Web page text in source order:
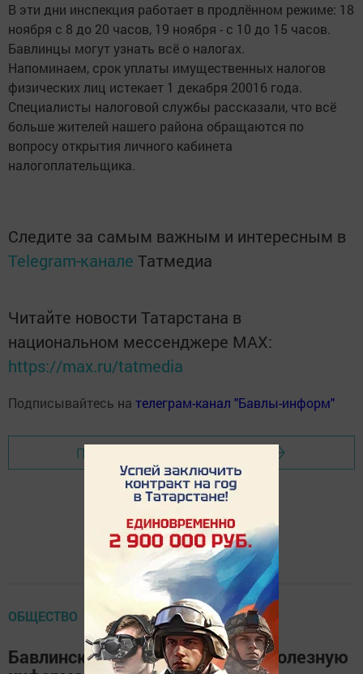
В эти дни инспекция работает в продлённом режиме: 18
ноября с 8 до 20 часов, 19 ноября - с 10 до 15 часов.
Бавлинцы могут узнать всё о налогах.
Напоминаем, срок уплаты имущественных налогов
физических лиц истекает 1 декабря 20016 года.
Специалисты налоговой службы рассказали, что всё
больше жителей нашего района обращаются по
вопросу открытия личного кабинета
налогоплательщика.
Следите за самым важным и интересным в
Telegram-канале Татмедиа
Читайте новости Татарстана в
национальном мессенджере MАХ:
https://max.ru/tatmedia
Подписывайтесь на телеграм-канал "Бавлы-информ"
Перейти на страницу новости
ОБЩЕСТВО
Бавлинские школьники узнали полезную